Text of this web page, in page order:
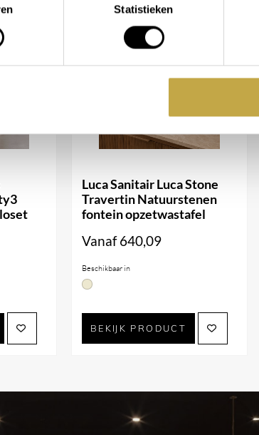
Statistieken
Luca Sanitair Luca Stone
Travertin Natuurstenen
fontein opzetwastafel
Vanaf640,09
Beschikbaar in
BEKIJK PRODUCT